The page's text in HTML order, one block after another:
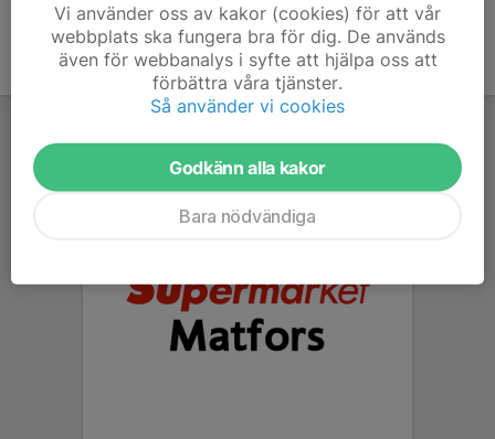
Vi använder oss av kakor (cookies) för att vår
webbplats ska fungera bra för dig. De används
även för webbanalys i syfte att hjälpa oss att
förbättra våra tjänster.
Så använder vi cookies
Godkänn alla kakor
Bara nödvändiga